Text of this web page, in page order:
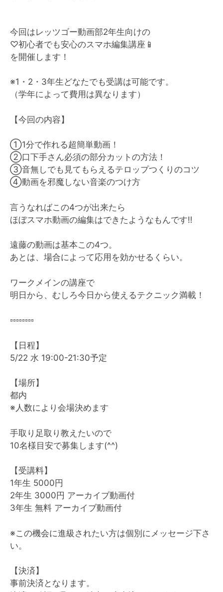
今回はレッツゴー動画部2年生向けの
♡初心者でも安心のスマホ編集講座📱
を開催します！
※1・2・3年生どなたでも受講は可能です。
（学年によって費用は異なります）
【今回の内容】
①1分で作れる超簡単動画！
②口下手さん必須の部分カットの方法！
③音無しでも見てもらえるテロップつくりのコツ
④動画を邪魔しない音楽のつけ方
言うなればこの4つが出来たら
ほぼスマホ動画の編集はできたようなもんです‼︎
遠藤の動画は基本この4つ。
あとは、場合によって応用を効かせるくらい。
ワークメインの講座で
明日から、むしろ今日から使えるテクニック満載！
▫️▫️▫️▫️▫️▫️▫️▫️
【日程】
5/22 水 19:00-21:30予定
【場所】
都内
※人数により会場決めます
手取り足取り教えたいので
10名様目安で募集します(^^)
【受講料】
1年生 5000円
2年生 3000円 アーカイブ動画付
3年生 無料 アーカイブ動画付
※この機会に進級されたい方は個別にメッセージ下さ
い。
【決済】
事前決済となります。